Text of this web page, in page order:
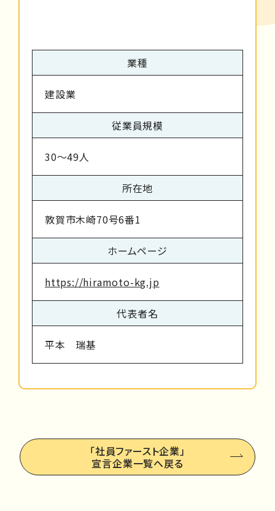
業種
建設業
従業員規模
30～49人
所在地
敦賀市木崎70号6番1
ホームページ
https://hiramoto-kg.jp
代表者名
平本 瑞基
「社員ファースト企業」
宣言企業一覧へ戻る